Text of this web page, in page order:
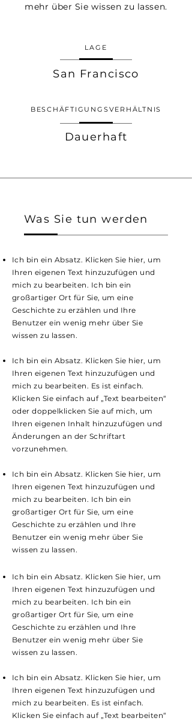
mehr über Sie wissen zu lassen.
LAGE
San Francisco
BESCHÄFTIGUNGSVERHÄLTNIS
Dauerhaft
Was Sie tun werden
Ich bin ein Absatz. Klicken Sie hier, um
Ihren eigenen Text hinzuzufügen und
mich zu bearbeiten. Ich bin ein
großartiger Ort für Sie, um eine
Geschichte zu erzählen und Ihre
Benutzer ein wenig mehr über Sie
wissen zu lassen.
Ich bin ein Absatz. Klicken Sie hier, um
Ihren eigenen Text hinzuzufügen und
mich zu bearbeiten. Es ist einfach.
Klicken Sie einfach auf „Text bearbeiten“
oder doppelklicken Sie auf mich, um
Ihren eigenen Inhalt hinzuzufügen und
Änderungen an der Schriftart
vorzunehmen.
Ich bin ein Absatz. Klicken Sie hier, um
Ihren eigenen Text hinzuzufügen und
mich zu bearbeiten. Ich bin ein
großartiger Ort für Sie, um eine
Geschichte zu erzählen und Ihre
Benutzer ein wenig mehr über Sie
wissen zu lassen.
Ich bin ein Absatz. Klicken Sie hier, um
Ihren eigenen Text hinzuzufügen und
mich zu bearbeiten. Ich bin ein
großartiger Ort für Sie, um eine
Geschichte zu erzählen und Ihre
Benutzer ein wenig mehr über Sie
wissen zu lassen.
Ich bin ein Absatz. Klicken Sie hier, um
Ihren eigenen Text hinzuzufügen und
mich zu bearbeiten. Es ist einfach.
Klicken Sie einfach auf „Text bearbeiten“